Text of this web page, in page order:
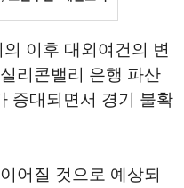
이후 대외여건의 변
리콘밸리 은행 파산
증대되면서 경기 불확
어질 것으로 예상되